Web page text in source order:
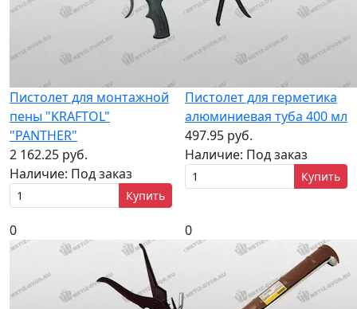
Пистолет для монтажной
пены "KRAFTOL"
"PANTHER"
2 162.25 руб.
Наличие: Под заказ
Купить
Пистолет для герметика
алюминиевая туба 400 мл
497.95 руб.
Наличие: Под заказ
Купить
0 0